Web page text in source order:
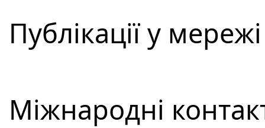
Публікації у
Міжнародні